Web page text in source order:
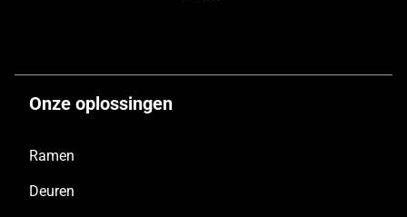
Onze oplossingen
Ramen
Deuren